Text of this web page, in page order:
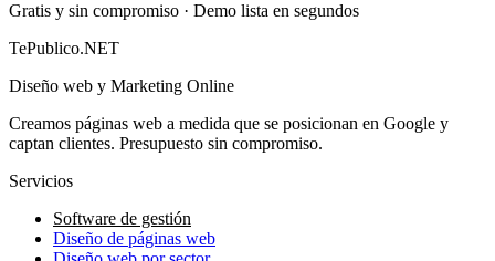
Gratis y sin compromiso · Demo lista en segundos
TePublico.NET
Diseño web y Marketing Online
Creamos páginas web a medida que se posicionan en Google y
captan clientes. Presupuesto sin compromiso.
Servicios
Software de gestión
Diseño de páginas web